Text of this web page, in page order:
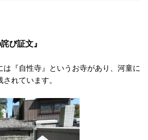
び証文』
は『自性寺』というお寺があり、河童に
れています。